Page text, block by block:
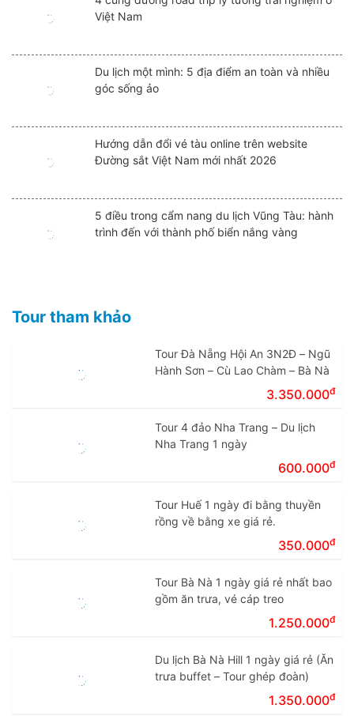
Việt Nam
Du lịch một mình: 5 địa điểm an toàn và nhiều
góc sống ảo
Hướng dẫn đổi vé tàu online trên website
Đường sắt Việt Nam mới nhất 2026
5 điều trong cẩm nang du lịch Vũng Tàu: hành
trình đến với thành phố biển nắng vàng
Tour tham khảo
Tour Đà Nẵng Hội An 3N2Đ – Ngũ
Hành Sơn – Cù Lao Chàm – Bà Nà
3.350.000đ
Tour 4 đảo Nha Trang – Du lịch
Nha Trang 1 ngày
600.000đ
Tour Huế 1 ngày đi bằng thuyền
rồng về bằng xe giá rẻ.
350.000đ
Tour Bà Nà 1 ngày giá rẻ nhất bao
gồm ăn trưa, vé cáp treo
1.250.000đ
Du lịch Bà Nà Hill 1 ngày giá rẻ (Ăn
trưa buffet – Tour ghép đoàn)
1.350.000đ